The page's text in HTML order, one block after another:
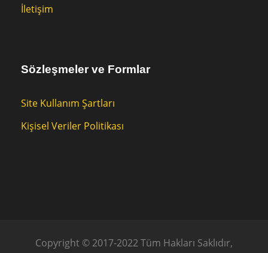
İletişim
Sözleşmeler ve Formlar
Site Kullanım Şartları
Kişisel Veriler Politikası
Copyright © 2017-2022 Tüm Hakları Saklıdır,